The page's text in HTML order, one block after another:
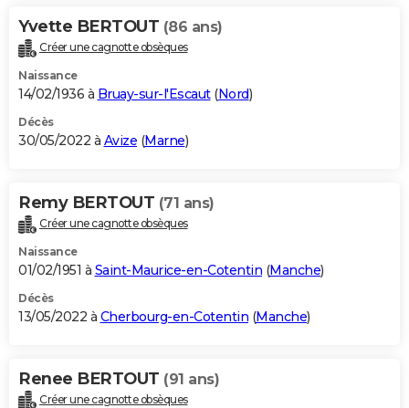
Yvette BERTOUT (86 ans)
Créer une cagnotte obsèques
Naissance
14/02/1936 à Bruay-sur-l'Escaut(Nord)
Décès
30/05/2022 à Avize (Marne)
Remy BERTOUT (71 ans)
Créer une cagnotte obsèques
Naissance
01/02/1951 à Saint-Maurice-en-Cotentin (Manche)
Décès
13/05/2022 à Cherbourg-en-Cotentin (Manche)
Renee BERTOUT (91 ans)
Créer une cagnotte obsèques